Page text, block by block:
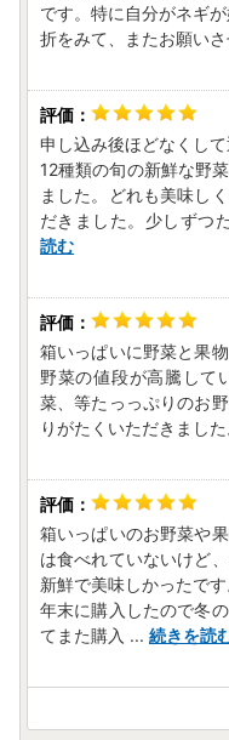
です。特に自分がネギ
折をみて、またお願い
申し込み後ほどなくして
12種類の旬の新鮮な野
ました。どれも美味し
だきました。少しずつ
読む
箱いっぱいに野菜と果
野菜の値段が高騰して
菜、等たっっぷりのお
りがたくいただきまし
箱いっぱいのお野菜や
は食べれていないけど
新鮮で美味しかったです
年末に購入したので冬
てまた購入 ... 続きを読